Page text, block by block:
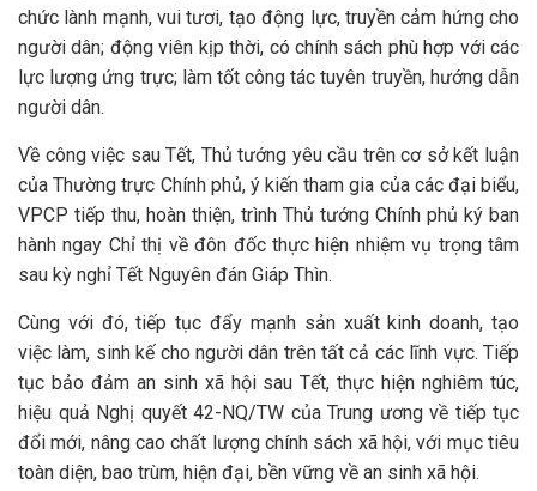
chức lành mạnh, vui tươi, tạo động lực, truyền cảm hứng cho
người dân; động viên kịp thời, có chính sách phù hợp với các
lực lượng ứng trực; làm tốt công tác tuyên truyền, hướng dẫn
người dân.
Về công việc sau Tết, Thủ tướng yêu cầu trên cơ sở kết luận
của Thường trực Chính phủ, ý kiến tham gia của các đại biểu,
VPCP tiếp thu, hoàn thiện, trình Thủ tướng Chính phủ ký ban
hành ngay Chỉ thị về đôn đốc thực hiện nhiệm vụ trọng tâm
sau kỳ nghỉ Tết Nguyên đán Giáp Thìn.
Cùng với đó, tiếp tục đẩy mạnh sản xuất kinh doanh, tạo
việc làm, sinh kế cho người dân trên tất cả các lĩnh vực. Tiếp
tục bảo đảm an sinh xã hội sau Tết, thực hiện nghiêm túc,
hiệu quả Nghị quyết 42-NQ/TW của Trung ương về tiếp tục
đổi mới, nâng cao chất lượng chính sách xã hội, với mục tiêu
toàn diện, bao trùm, hiện đại, bền vững về an sinh xã hội.